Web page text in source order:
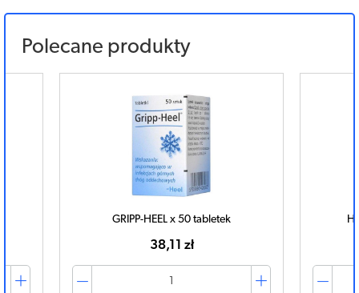
Polecane produkty
GRIPP-HEEL x 50 tabletek
38,11 zł